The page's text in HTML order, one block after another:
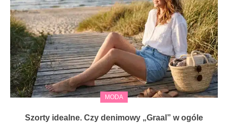
MODA
Szorty idealne. Czy denimowy „Graal” w ogóle